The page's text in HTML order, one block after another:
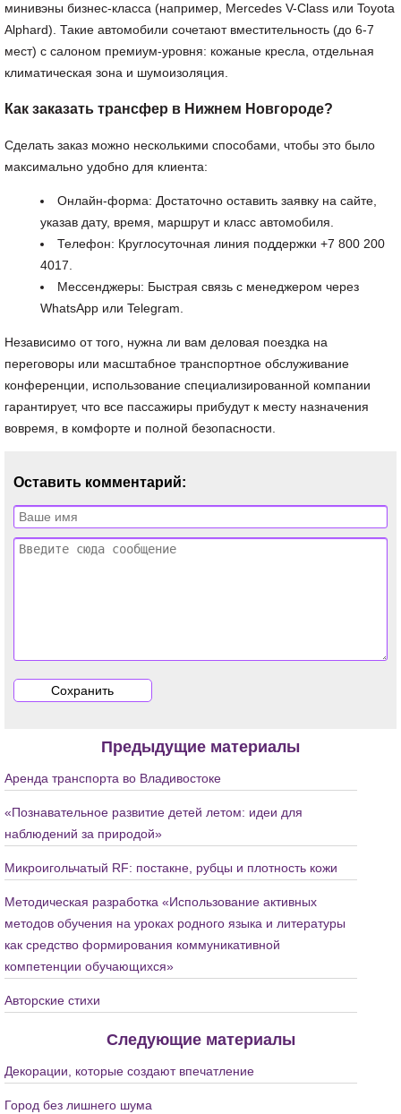
минивэны бизнес-класса (например, Mercedes V-Class или Toyota
Alphard). Такие автомобили сочетают вместительность (до 6-7
мест) с салоном премиум-уровня: кожаные кресла, отдельная
климатическая зона и шумоизоляция.
Как заказать трансфер в Нижнем Новгороде?
Сделать заказ можно несколькими способами, чтобы это было
максимально удобно для клиента:
Онлайн-форма: Достаточно оставить заявку на сайте,
указав дату, время, маршрут и класс автомобиля.
Телефон: Круглосуточная линия поддержки +7 800 200
4017.
Мессенджеры: Быстрая связь с менеджером через
WhatsApp или Telegram.
Независимо от того, нужна ли вам деловая поездка на
переговоры или масштабное транспортное обслуживание
конференции, использование специализированной компании
гарантирует, что все пассажиры прибудут к месту назначения
вовремя, в комфорте и полной безопасности.
Оставить комментарий:
Предыдущие материалы
Аренда транспорта во Владивостоке
«Познавательное развитие детей летом: идеи для
наблюдений за природой»
Микроигольчатый RF: постакне, рубцы и плотность кожи
Методическая разработка «Использование активных
методов обучения на уроках родного языка и литературы
как средство формирования коммуникативной
компетенции обучающихся»
Авторские стихи
Следующие материалы
Декорации, которые создают впечатление
Город без лишнего шума